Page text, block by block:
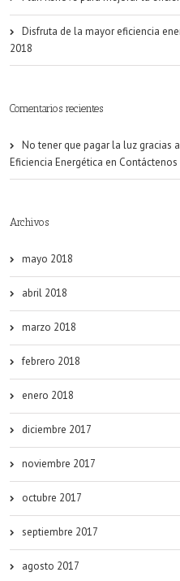
Disfruta de la mayor eficiencia
2018
Comentarios recientes
No tener que pagar la luz gracias
Eficiencia Energética en Contáctenos
Archivos
mayo 2018
abril 2018
marzo 2018
febrero 2018
enero 2018
diciembre 2017
noviembre 2017
octubre 2017
septiembre 2017
agosto 2017